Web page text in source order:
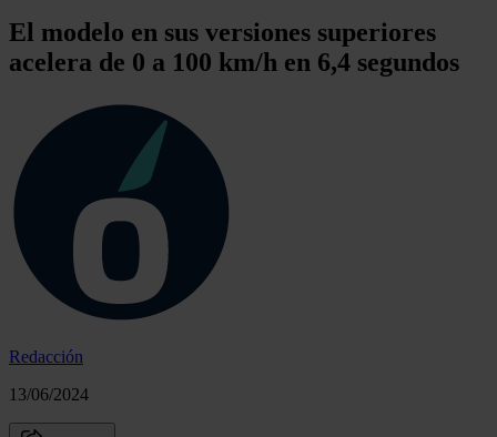
El modelo en sus versiones superiores
acelera de 0 a 100 km/h en 6,4 segundos
Redacción
13/06/2024